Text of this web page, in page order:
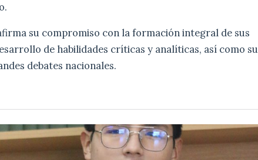
su compromiso con la formación integral de sus
de habilidades críticas y analíticas, así como su
debates nacionales.